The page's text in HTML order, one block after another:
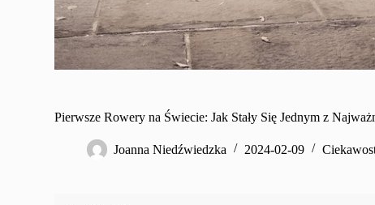
Pierwsze Rowery na Świecie: Jak Stały Się Jednym z
Joanna Niedźwiedzka 2024-02-09